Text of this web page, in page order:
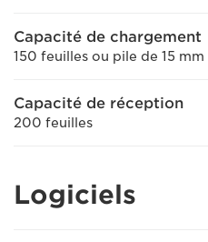
Capacité de chargement
150 feuilles ou pile de 15 mm
Capacité de réception
200 feuilles
Logiciels